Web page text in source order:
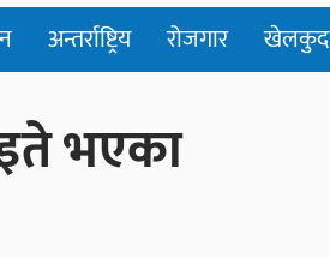
अन्तर्राष्ट्रिय रोजगार खेलकुद
भएका